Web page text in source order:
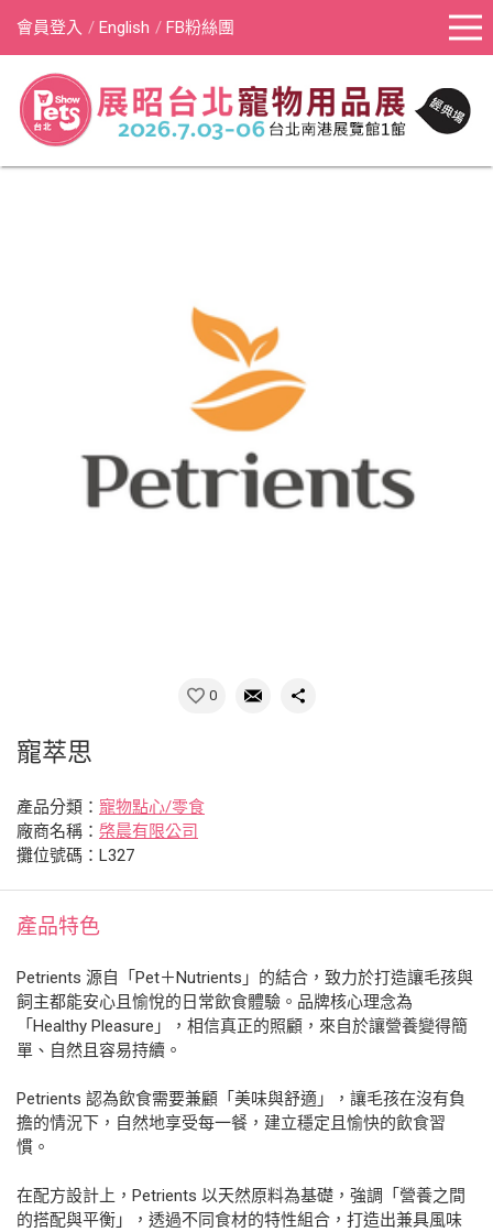
會員登入 English FB粉絲團
0
寵萃思
產品分類： 寵物點心/零食
廠商名稱： 棨晨有限公司
攤位號碼：L327
產品特色
Petrients 源自「Pet＋Nutrients」的結合，致力於打造讓毛孩與
飼主都能安心且愉悅的日常飲食體驗。品牌核心理念為
「Healthy Pleasure」，相信真正的照顧，來自於讓營養變得簡
單、自然且容易持續。
Petrients 認為飲食需要兼顧「美味與舒適」，讓毛孩在沒有負
擔的情況下，自然地享受每一餐，建立穩定且愉快的飲食習
慣。
在配方設計上，Petrients 以天然原料為基礎，強調「營養之間
的搭配與平衡」，透過不同食材的特性組合，打造出兼具風味